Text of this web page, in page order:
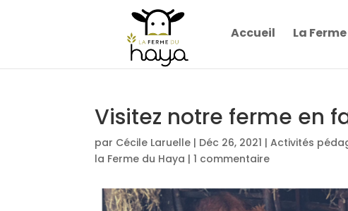
Accueil La Ferme
Visitez notre ferme en
par Cécile Laruelle | Déc 26, 2021 |Activités
la Ferme du Haya |1 commentaire